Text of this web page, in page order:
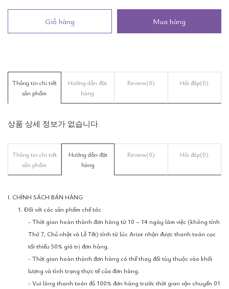
Giỏ hàng Mua hàng
Thông tin chi tiết
sản phẩm
Hướng dẫn đặt
hàng
Review(0) Hỏi đáp(0)
상품 상세 정보가 없습니다.
Thông tin chi tiết
sản phẩm
Hướng dẫn đặt
hàng
Review(0) Hỏi đáp(0)
I. CHÍNH SÁCH BÁN HÀNG
1. Đối với các sản phẩm chế tác
- Thời gian hoàn thành đơn hàng từ 10 – 14 ngày làm việc (không tính
Thứ 7, Chủ nhật và Lễ Tết) tính từ lúc Arize nhận được thanh toán cọc
tối thiểu 50% giá trị đơn hàng.
- Thời gian hoàn thành đơn hàng có thể thay đổi tùy thuộc vào khối
lượng và tình trạng thực tế của đơn hàng.
- Vui lòng thanh toán đủ 100% đơn hàng trước thời gian vận chuyển 01